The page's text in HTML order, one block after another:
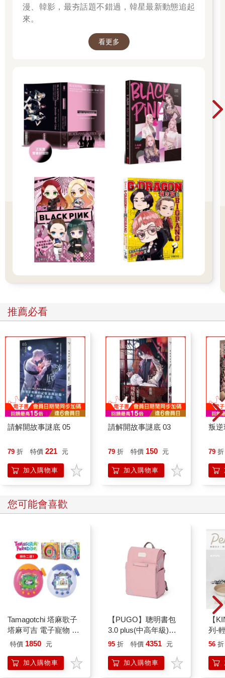
規劃出學習計劃表，只要按著書頁上的指示，學習每天需要學的
單字量即可，適量的準備，30天內達到一定的應考單字力。而
且，就好像有人喜歡吃火鍋、有人喜歡吃鐵板燒一樣，書中規劃
了兩種版本的學習計畫表的設計。版本1是單純依序（依詞性編排
規劃，而且兩種版本的學習計畫安排的量差不多，都有一樣的學
習效果。
特點三：可以依自己的需求分級學習
可以想考哪裡就翻哪裡，讓你一本全包、全級數通用更是本書的
一大特點，例如你準備N3的測驗，那就可以從N3開始看。加上書
本的設計是從N5~N1的流向進行，最符合一般的閱讀概念，當你
考N3時，可以往前翻，複習前面程度較低的單字，或者往後翻挑
戰新的領域。
特點四：多字義的詮釋，突破日語單字使用情境的難關
日語單字讓母語為中文的我們最頭痛的，就是在它的使用情境。
好比說「傷（いた）める」可以直接理解為弄傷，但是有時出題
的時機轉了一個情境後，這個字可以弄傷的可能是物品或是食
物，例：「りんごを傷める」，一般在現有記憶裡會想成「弄傷
蘋果」對吧？但蘋果又不是生物，聽起來很怪！事實上這是「造
成蘋果損壞」的意思。但前述的疑惑很可能就會造成考生的猶
豫。記得，多猶豫一分鐘，對你愈不利。為了要幫考生縮短思考
る」，這個字，在書中會記載著「弄傷、造成煩惱、使…（器
物、食物）損壞」。另外，一般的「カット」大都只會翻譯成
修剪、（撲克牌）切牌、（寶石、玻璃工藝）削磨、（裁縫）
裁」等這麼多的意思，先幫考生把情境設想好，省得浪費考試中
的一分一秒。
特點五：例句協助理解可能的出題模式
書中的動詞、形容詞、形容動詞、副詞及片假名等，每個單字都
會附上例句。透過例句可以幫助你了解該單字可能會在考試中會
每級單元結束後都附有當級的擬真模擬試題測驗及解答。可以立
刻複習，測驗出自己掌握了多少。
【QR碼音檔特色】
本書的QR碼，將帶領你進入一個最有效、最新穎的學習領
APP才能聽，省去每次聽音檔都要掃描的麻煩。（註：打包下載
檔案為ZIP壓縮檔，請先安裝解壓縮程式或APP再行下載，由於
iOS系統對檔案下載的限制，iPhone用戶在掃描出現「不支援的檔
案類型」後點擊右上角的三點，之後選擇「開啟方式」，請等待
手機轉圈完畢後，選擇「儲存到檔案」。即可在「檔案APP」內
執行解壓縮。）音檔特色更有以下的特點：
特點一：日本老師正確發音
純正日本人發音，你可以透過聽力加深對單字的熟悉度，並
加強聽力的基礎，更同時學習到正確優美的日語音調。
特點二：貼心的兩種錄音模式
漫、韓影，最夯話題不錯過，韓星最新動態追起
來。
看更多
推薦必看
請解開故事謎底 05
79 折 特價 221 元
加入購物車
請解開故事謎底 03
79 折 特價 150 元
加入購物車
叛逆
79 折
您可能會喜歡
Tamagotchi 塔麻歌子
塔麻可吉 電子寵物 樂
園系列（熱帶橙果／極
特價 1850 元
加入購物車
【PUGO】聰明書包
3.0 plus(中高年級)藕
粉 全新進化玩美上市
95 折 特價 4351 元
加入購物車
【
列-
平
56 折